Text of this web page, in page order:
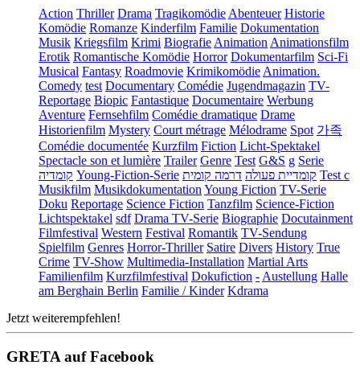
Action Thriller Drama Tragikomödie Abenteuer Historie
Komödie Romanze Kinderfilm Familie Dokumentation
Musik Kriegsfilm Krimi Biografie Animation Animationsfilm
Erotik Romantische Komödie Horror Dokumentarfilm Sci-Fi
Musical Fantasy Roadmovie Krimikomödie Animation.
Comedy test Documentary Comédie Jugendmagazin TV-
Reportage Biopic Fantastique Documentaire Werbung
Aventure Fernsehfilm Comédie dramatique Drame
Historienfilm Mystery Court métrage Mélodrame Spot 가족
Comédie documentée Kurzfilm Fiction Licht-Spektakel
Spectacle son et lumière Trailer Genre Test G&S g Serie
קומדיה Young-Fiction-Serie קומדיית פעולה דרמה קומית
Test c
Musikfilm Musikdokumentation Young Fiction TV-Serie
Doku Reportage Science Fiction Tanzfilm Science-Fiction
Lichtspektakel sdf Drama TV-Serie Biographie Docutainment
Filmfestival Western Festival Romantik TV-Sendung
Spielfilm Genres Horror-Thriller Satire Divers History True
Crime TV-Show Multimedia-Installation Martial Arts
Familienfilm Kurzfilmfestival Dokufiction - Austellung Halle
am Berghain Berlin Familie / Kinder Kdrama
Jetzt weiterempfehlen!
GRETA auf Facebook